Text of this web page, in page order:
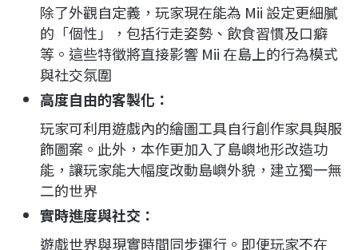
除了外觀自定義，玩家現在能為 Mii 設定更細膩
的「個性」，包括行走姿勢、飲食習慣及口癖
等。這些特徵將直接影響 Mii 在島上的行為模式
與社交氛圍
高度自由的客製化：
玩家可利用遊戲內的繪圖工具自行創作家具與服
飾圖案。此外，本作更加入了島嶼地形改造功
能，讓玩家能大幅度改動島嶼外貌，建立獨一無
二的世界
實時進度與社交：
遊戲世界與現實時間同步運行。即便玩家不在